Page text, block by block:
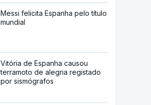
Messi felicita Espanha pelo título
mundial
Vitória de Espanha causou
terramoto de alegria registado
por sismógrafos